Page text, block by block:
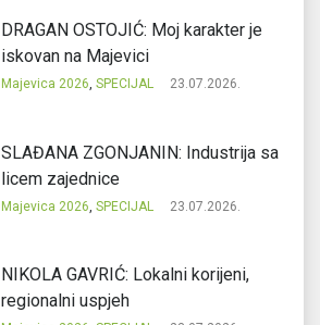
DRAGAN OSTOJIĆ: Moj karakter je
iskovan na Majevici
Majevica 2026, SPECIJAL 23.07.2026.
SLAĐANA ZGONJANIN: Industrija sa
licem zajednice
Majevica 2026 SPECIJAL 23.07.2026.
NIKOLA GAVRIĆ: Lokalni korijeni,
regionalni uspjeh